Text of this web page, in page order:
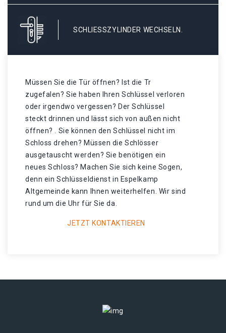
SCHLIESSZYLINDER WECHSELN.
Müssen Sie die Tür öffnen? Ist die Tr
zugefalen? Sie haben Ihren Schlüssel verloren
oder irgendwo vergessen? Der Schlüssel
steckt drinnen und lässt sich von außen nicht
öffnen? . Sie können den Schlüssel nicht im
Schloss drehen? Müssen die Schlösser
ausgetauscht werden? Sie benötigen ein
neues Schloss? Machen Sie sich keine Sogen,
denn ein Schlüsseldienst in Espelkamp
Altgemeinde kann Ihnen weiterhelfen. Wir sind
rund um die Uhr für Sie da.
JETZT KONTAKTIEREN